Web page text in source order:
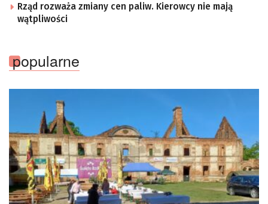
Rząd rozważa zmiany cen paliw. Kierowcy nie mają
wątpliwości
popularne